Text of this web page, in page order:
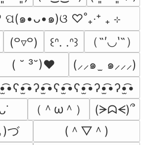
ପ(๑•ᴗ•๑)ଓ ♡˚₊‧⁺ ₊ ⊹
(꒪▿꒪) ꒰ᐢ. .ᐢ꒱
（˶′◡‵˶）
( ˘ ³˘)♥
(⸝⸝๑  ̫ ๑⸝⸝⸝)
（＾ω＾）
(ᗒᗣᗕ)՞
づ
(＾▽＾)